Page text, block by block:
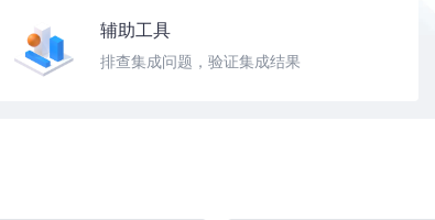
辅助工具
排查集成问题，验证集成结果